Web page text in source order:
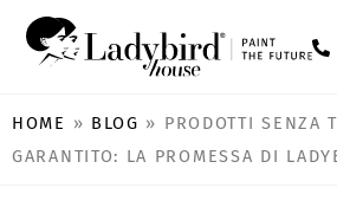
HOME » BLOG » PRODOTTI SENZA
GARANTITO: LA PROMESSA DI